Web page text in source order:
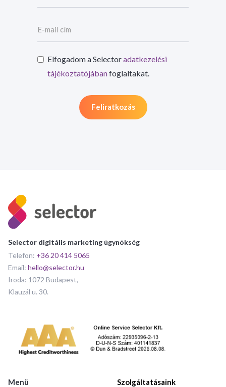
Elfogadom a Selectoradatkezelési
tájékoztatójábanfoglaltakat.
Selector digitális marketing ügynökség
Telefon: +36 20 414 5065
Email: hello@selector.hu
Iroda: 1072 Budapest,
Klauzál u. 30.
Menü Szolgáltatásaink